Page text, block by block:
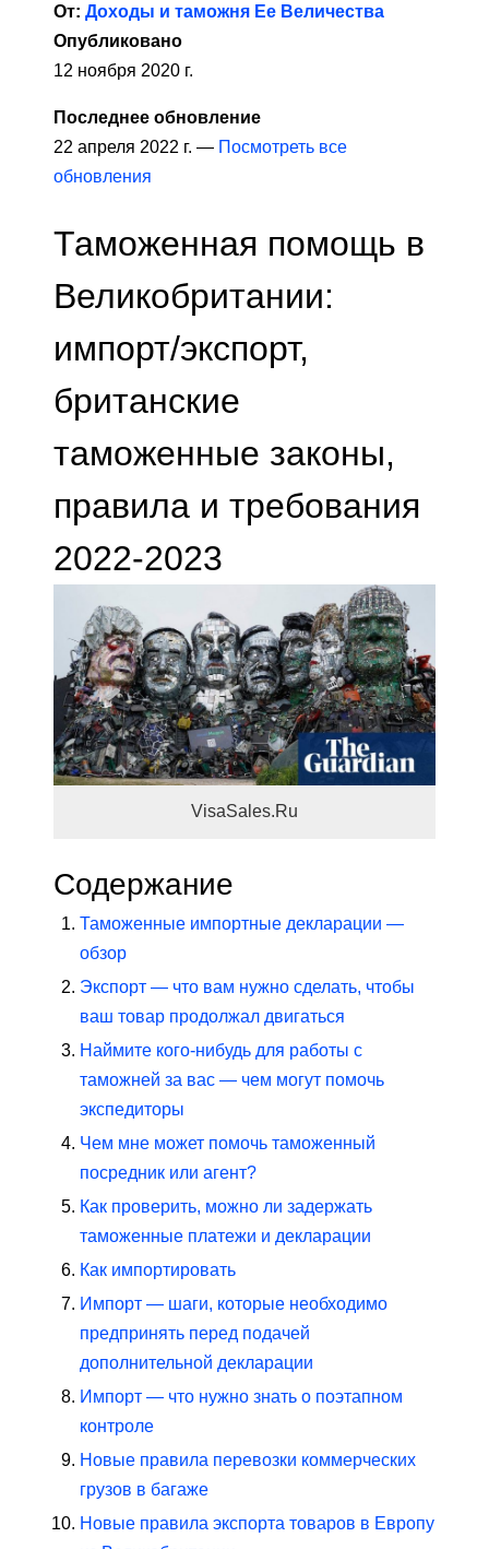
От: Доходы и таможня Ее Величества
Опубликовано
12 ноября 2020 г.
Последнее обновление
22 апреля 2022 г. — Посмотреть все
обновления
Таможенная помощь в
Великобритании:
импорт/экспорт,
британские
таможенные законы,
правила и требования
2022-2023
VisaSales.Ru
Содержание
Таможенные импортные декларации —
обзор
Экспорт — что вам нужно сделать, чтобы
ваш товар продолжал двигаться
Наймите кого-нибудь для работы с
таможней за вас — чем могут помочь
экспедиторы
Чем мне может помочь таможенный
посредник или агент?
Как проверить, можно ли задержать
таможенные платежи и декларации
Как импортировать
Импорт — шаги, которые необходимо
предпринять перед подачей
дополнительной декларации
Импорт — что нужно знать о поэтапном
контроле
Новые правила перевозки коммерческих
грузов в багаже
Новые правила экспорта товаров в Европу